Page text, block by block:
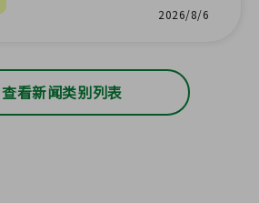
2026/8/6
查看新闻类别列表